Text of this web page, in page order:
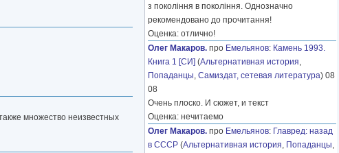
множество неизвестных
з покоління в покоління. Однозначно
рекомендовано до прочитання!
Оценка: отлично!
Олег Макаров. про Емельянов: Камень 1993.
Книга 1 [СИ] (Альтернативная история,
Попаданцы, Самиздат, сетевая литература) 08
08
Очень плоско. И сюжет, и текст
Оценка: нечитаемо
Олег Макаров. про Емельянов: Главред: назад
в СССР (Альтернативная история, Попаданцы,